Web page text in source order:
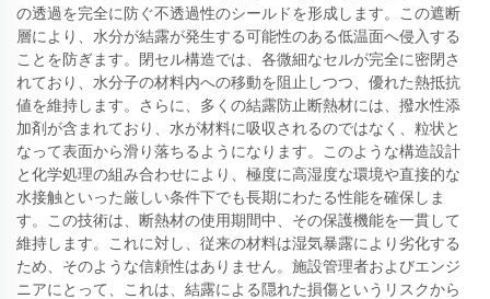
の透過を完全に防ぐ不透過性のシールドを形成します。この遮断
層により、水分が結露が発生する可能性のある低温面へ侵入する
ことを防ぎます。閉セル構造では、各微細なセルが完全に密閉さ
れており、水分子の材料内への移動を阻止しつつ、優れた熱抵抗
値を維持します。さらに、多くの結露防止断熱材には、撥水性添
加剤が含まれており、水が材料に吸収されるのではなく、粒状と
なって表面から滑り落ちるようになります。このような構造設計
と化学処理の組み合わせにより、極度に高湿度な環境や直接的な
水接触といった厳しい条件下でも長期にわたる性能を確保しま
す。この技術は、断熱材の使用期間中、その保護機能を一貫して
維持します。これに対し、従来の材料は湿気暴露により劣化する
ため、そのような信頼性はありません。施設管理者およびエンジ
ニアにとって、これは、結露による隠れた損傷というリスクから